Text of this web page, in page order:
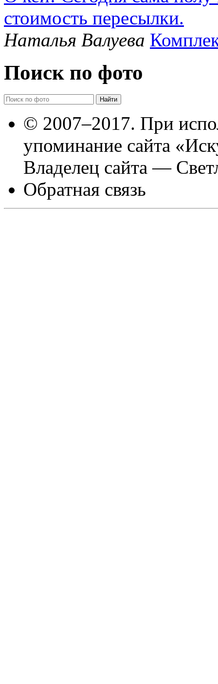
стоимость пересылки.
Наталья Валуева
Поиск по фото
© 2007–2017. При
упоминание сайта
Владелец сайта —
Обратная связь